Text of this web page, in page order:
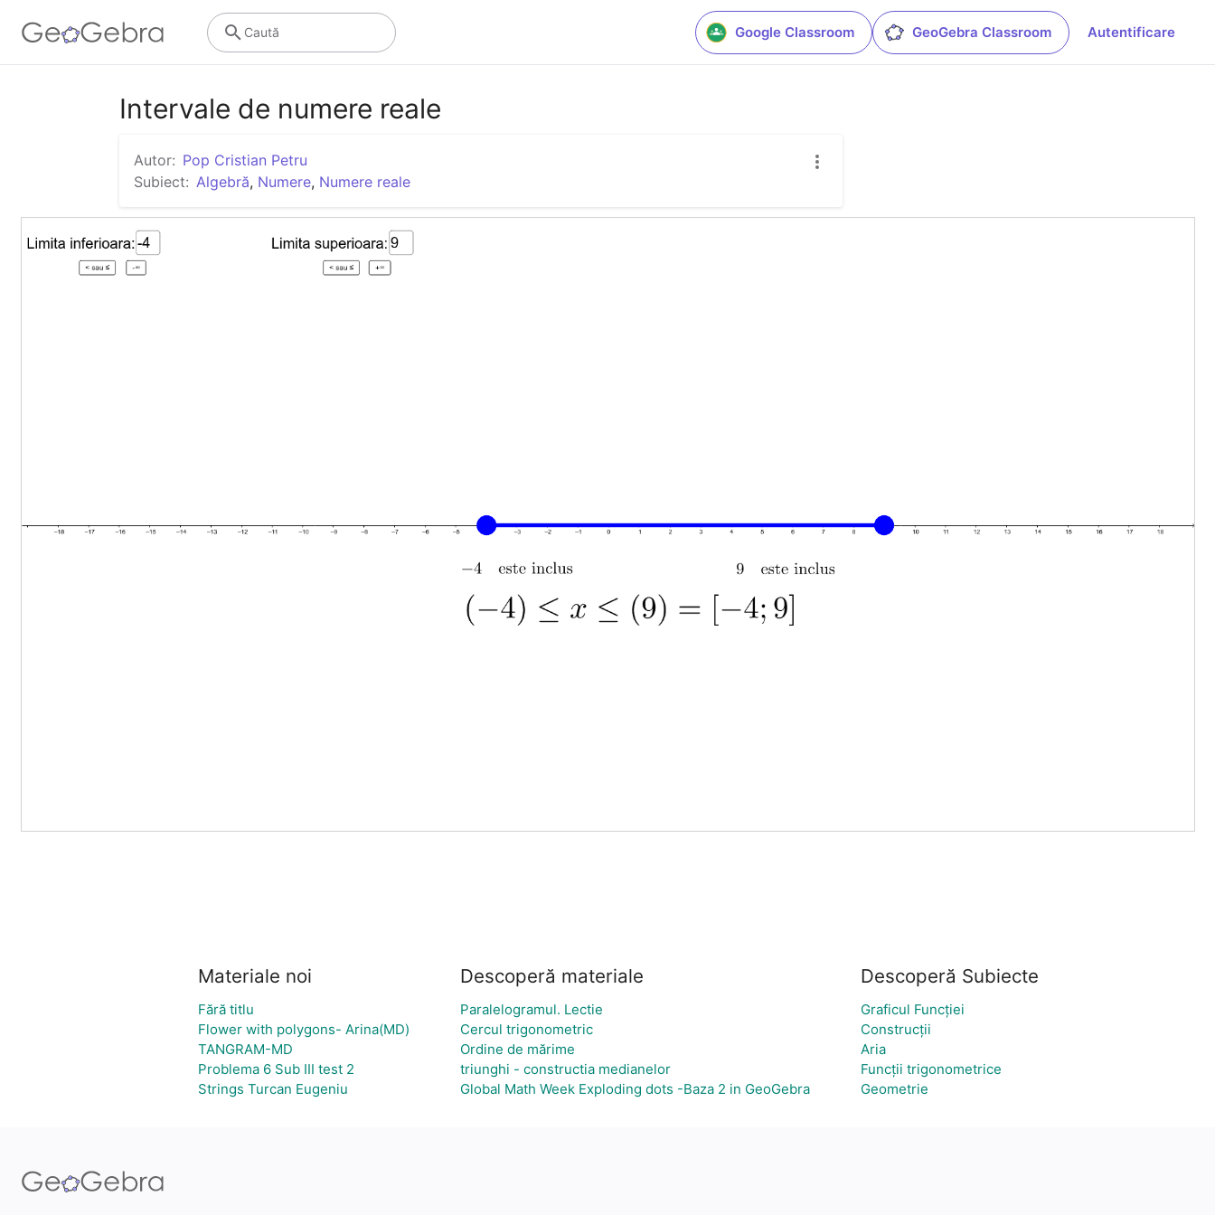
Google Classroom GeoGebra Classroom Autentificare
Caută
Intervale de numere reale
Autor: Pop Cristian Petru
Subiect: Algebră, Numere, Numere reale
Materiale noi
Fără titlu
Flower with polygons- Arina(MD)
TANGRAM-MD
Problema 6 Sub III test 2
Strings Turcan Eugeniu
Descoperă materiale
Paralelogramul. Lectie
Cercul trigonometric
Ordine de mărime
triunghi - constructia medianelor
Global Math Week Exploding dots -Baza 2 in GeoGebra
Descoperă Subiecte
Graficul Funcției
Construcții
Aria
Funcții trigonometrice
Geometrie